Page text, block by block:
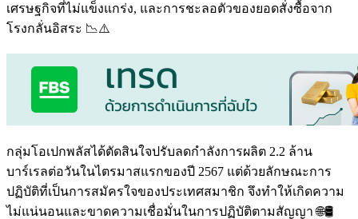
เศรษฐกิจที่ไม่แข็งแกร่ง, และการชะลอตัวของยอดสั่งซื้อจาก
โรงกลั่นอิสระ 📉⚠️
กลุ่มโอเปกพลัสได้ตัดสินใจปรับลดกำลังการผลิต 2.2 ล้าน
บาร์เรลต่อวันในไตรมาสแรกของปี 2567 แต่ด้วยลักษณะการ
ปฏิบัติที่เป็นการสมัครใจของประเทศสมาชิก จึงทำให้เกิดความ
ไม่แน่นอนและขาดความเชื่อมั่นในการปฏิบัติตามสัญญา 🌐🛢️